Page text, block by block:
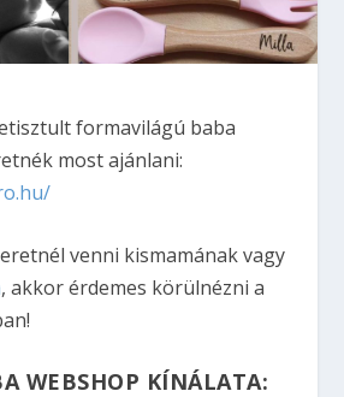
formavilágú baba
most ajánlani:
venni kismamának vagy
, akkor érdemes körülnézni a
WEBSHOP KÍNÁLATA: